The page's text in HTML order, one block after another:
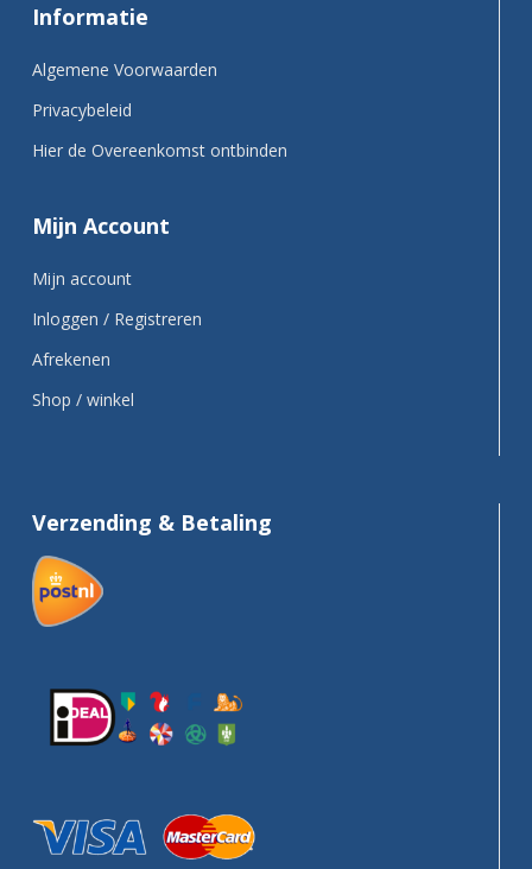
Informatie
Algemene Voorwaarden
Privacybeleid
Hier de Overeenkomst ontbinden
Mijn Account
Mijn account
Inloggen / Registreren
Afrekenen
Shop / winkel
Verzending & Betaling